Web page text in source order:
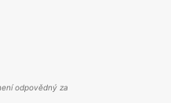
odpovědný za